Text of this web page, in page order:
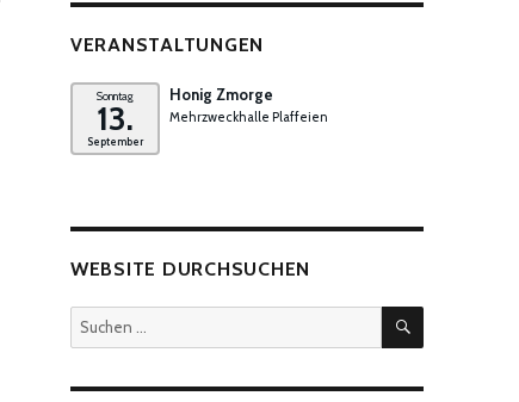
VERANSTALTUNGEN
Sonntag
13.
September
Honig Zmorge
Mehrzweckhalle Plaffeien
WEBSITE DURCHSUCHEN
Suchen
SUCHEN